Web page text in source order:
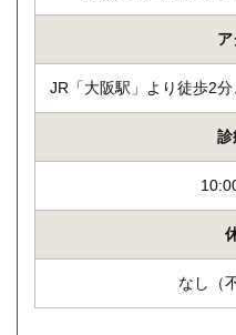
JR「大阪駅」より徒歩2
診
なし（